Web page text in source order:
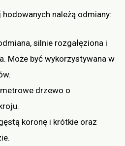
należą odmiany:
silnie rozgałęziona i
Może być wykorzystywana w
drzewo o
koronę i krótkie oraz